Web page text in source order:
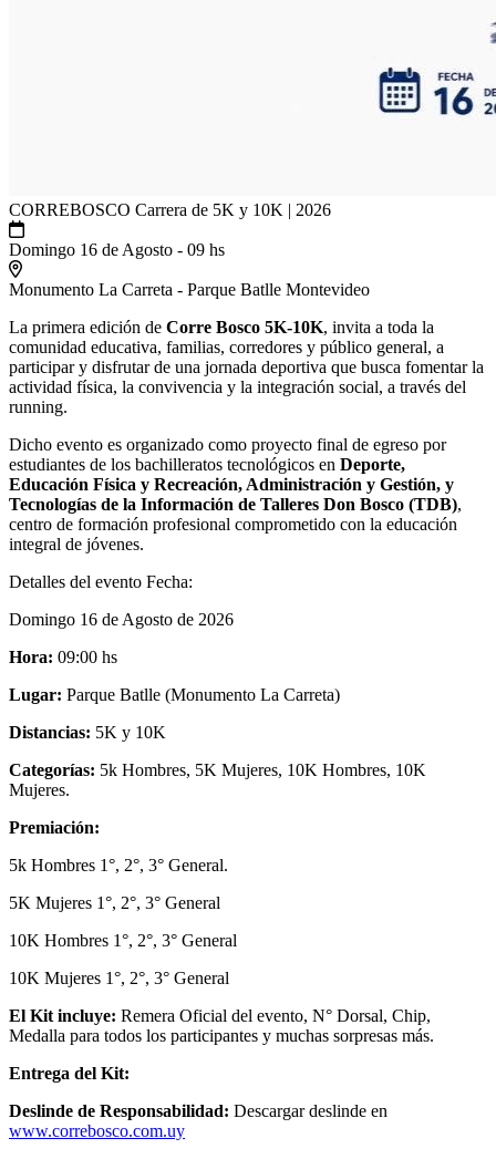
CORREBOSCO Carrera de 5K y 10K | 2026
Domingo 16 de Agosto - 09 hs
Monumento La Carreta - Parque Batlle Montevideo
La primera edición de Corre Bosco 5K-10K, invita a toda la
comunidad educativa, familias, corredores y público general, a
participar y disfrutar de una jornada deportiva que busca fomentar la
actividad física, la convivencia y la integración social, a través del
running.
Dicho evento es organizado como proyecto final de egreso por
estudiantes de los bachilleratos tecnológicos en Deporte,
Educación Física y Recreación, Administración y Gestión, y
Tecnologías de la Información de Talleres Don Bosco (TDB),
centro de formación profesional comprometido con la educación
integral de jóvenes.
Detalles del evento Fecha:
Domingo 16 de Agosto de 2026
Hora: 09:00 hs
Lugar: Parque Batlle (Monumento La Carreta)
Distancias: 5K y 10K
Categorías: 5k Hombres, 5K Mujeres, 10K Hombres, 10K
Mujeres.
Premiación:
5k Hombres 1°, 2°, 3° General.
5K Mujeres 1°, 2°, 3° General
10K Hombres 1°, 2°, 3° General
10K Mujeres 1°, 2°, 3° General
El Kit incluye: Remera Oficial del evento, N° Dorsal, Chip,
Medalla para todos los participantes y muchas sorpresas más.
Entrega del Kit:
Deslinde de Responsabilidad: Descargar deslinde en
www.correbosco.com.uy